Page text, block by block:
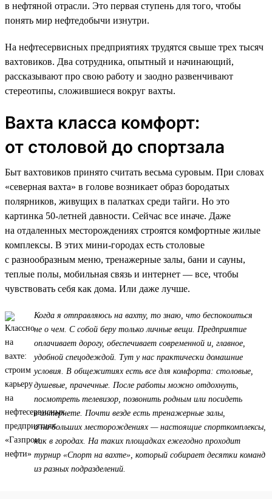
в нефтяной отрасли. Это первая ступень для того, чтобы
понять мир нефтедобычи изнутри.
На нефтесервисных предприятиях трудятся свыше трех тысяч
вахтовиков. Два сотрудника, опытный и начинающий,
рассказывают про свою работу и заодно развенчивают
стереотипы, сложившиеся вокруг вахты.
Вахта класса комфорт:
от столовой до спортзала
Быт вахтовиков принято считать весьма суровым. При словах
«северная вахта» в голове возникает образ бородатых
полярников, живущих в палатках среди тайги. Но это
картинка 50-летней давности. Сейчас все иначе. Даже
на отдаленных месторождениях строятся комфортные жилые
комплексы. В этих мини-городах есть столовые
с разнообразным меню, тренажерные залы, бани и сауны,
теплые полы, мобильная связь и интернет — все, чтобы
чувствовать себя как дома. Или даже лучше.
Когда я отправляюсь на вахту, то знаю, что беспокоиться
не о чем. С собой беру только личные вещи. Предприятие
оплачивает дорогу, обеспечивает современной и, главное,
удобной спецодеждой. Тут у нас практически домашние
условия. В общежитиях есть все для комфорта: столовые,
душевые, прачечные. После работы можно отдохнуть,
посмотреть телевизор, позвонить родным или посидеть
в интернете. Почти везде есть тренажерные залы,
а на больших месторождениях — настоящие спорткомплексы,
как в городах. На таких площадках ежегодно проходит
турнир «Спорт на вахте», который собирает десятки команд
из разных подразделений.